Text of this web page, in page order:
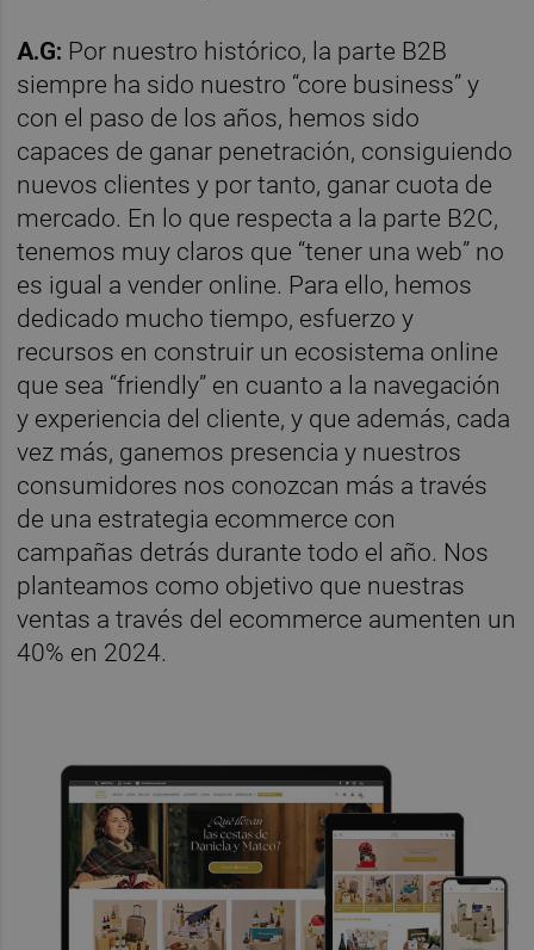
A.G: Por nuestro histórico, la parte B2B
siempre ha sido nuestro “core business” y
con el paso de los años, hemos sido
capaces de ganar penetración, consiguiendo
nuevos clientes y por tanto, ganar cuota de
mercado. En lo que respecta a la parte B2C,
tenemos muy claros que “tener una web” no
es igual a vender online. Para ello, hemos
dedicado mucho tiempo, esfuerzo y
recursos en construir un ecosistema online
que sea “friendly” en cuanto a la navegación
y experiencia del cliente, y que además, cada
vez más, ganemos presencia y nuestros
consumidores nos conozcan más a través
de una estrategia ecommerce con
campañas detrás durante todo el año. Nos
planteamos como objetivo que nuestras
ventas a través del ecommerce aumenten un
40% en 2024.